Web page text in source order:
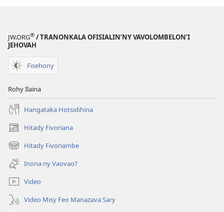
JW.ORG® / TRANONKALA OFISIALIN’NY VAVOLOMBELON’I
JEHOVAH
Fisehony
Rohy Ilaina
Hangataka Hotsidihina
Hitady Fivoriana
(manokatra
rohy) Hitady Fivoriambe
(manokatra
rohy) Inona ny Vaovao?
Video
Video Misy Feo Manazava Sary